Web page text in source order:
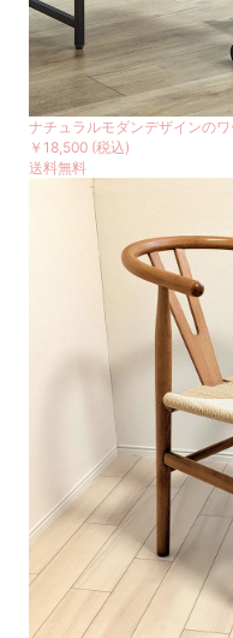
ナチュラルモダンデザインの
￥18,500 (税込)
送料無料